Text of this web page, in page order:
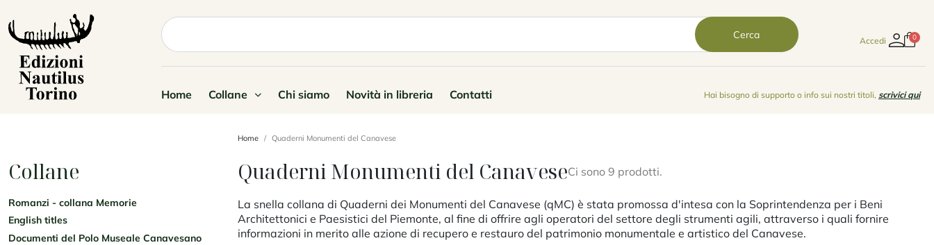
Cerca Accedi
Home Collane Chi siamo Novità in libreria Contatti Hai bisogno di supporto o info sui nostri titoli, scrivici qui
Collane
Romanzi - collana Memorie
English titles
Documenti del Polo Museale Canavesano
Home Quaderni Monumenti del Canavese
Quaderni Monumenti del CanaveseCi sono 9 prodotti.
La snella collana di Quaderni dei Monumenti del Canavese (qMC) è stata promossa d'intesa con la Soprintendenza per i Beni
Architettonici e Paesistici del Piemonte, al fine di offrire agli operatori del settore degli strumenti agili, attraverso i quali fornire
informazioni in merito alle azione di recupero e restauro del patrimonio monumentale e artistico del Canavese.